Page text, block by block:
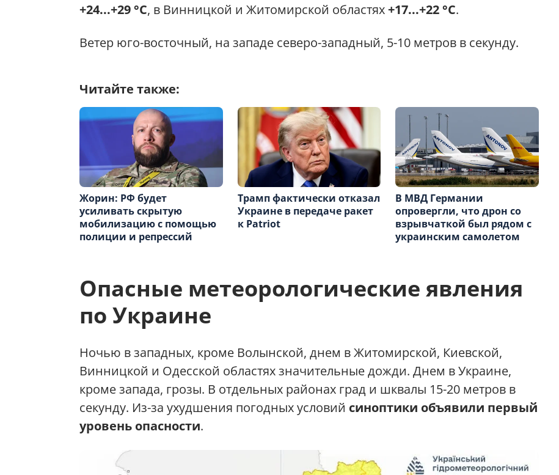
+24...+29 °C, в Винницкой и Житомирской областях+17...+22 °C.
Ветер юго-восточный, на западе северо-западный, 5-10 метров в секунду.
Читайте также:
Жорин: РФ будет
усиливать скрытую
мобилизацию с помощью
полиции и репрессий
Трамп фактически отказал
Украине в передаче ракет
к Patriot
В МВД Германии
опровергли, что дрон со
взрывчаткой был рядом с
украинским самолетом
Опасные метеорологические явления
по Украине
Ночью в западных, кроме Волынской, днем в Житомирской, Киевской,
Винницкой и Одесской областях значительные дожди. Днем в Украине,
кроме запада, грозы. В отдельных районах град и шквалы 15-20 метров в
секунду. Из-за ухудшения погодных условий синоптики объявили первый
уровень опасности.